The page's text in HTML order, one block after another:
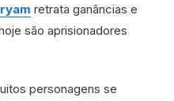
retrata ganâncias e
são aprisionadores
personagens se